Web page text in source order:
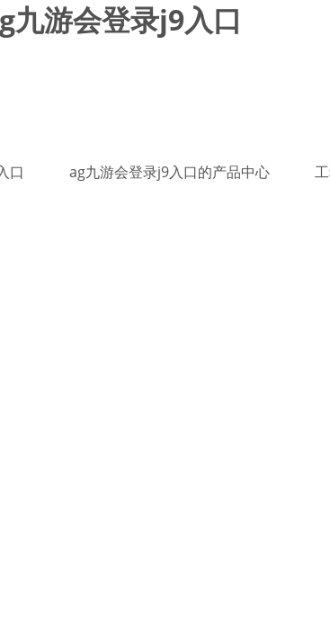
九游会登录j9入口
口 ag九游会登录j9入口的产品中心